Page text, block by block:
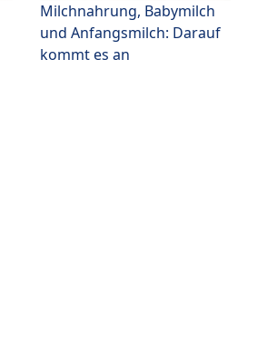
Milchnahrung, Babymilch
und Anfangsmilch: Darauf
kommt es an